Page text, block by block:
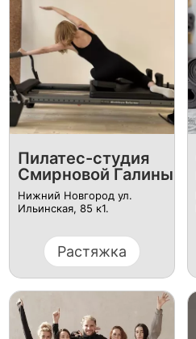
Пилатес-студия
Смирновой Галины
Нижний Новгород ул.
Ильинская, 85 к1.
Растяжка